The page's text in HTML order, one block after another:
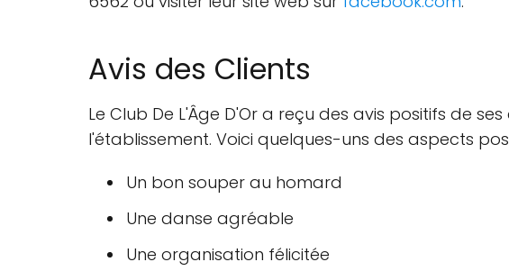
Avis des Clients
Le Club De L'Âge D'Or a reçu des avis positifs de
l'établissement. Voici quelques-uns des aspects
Un bon souper au homard
Une danse agréable
Une organisation félicitée